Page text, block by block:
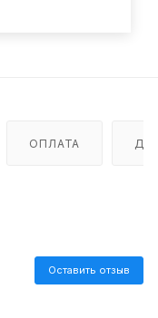
ОПЛАТА
Оставить отзыв